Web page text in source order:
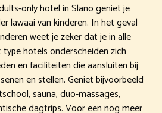
only hotel in Slano geniet je
lawaai van kinderen. In het geval
weet je zeker dat je in alle
hotels onderscheiden zich
en faciliteiten die aansluiten bij
en stellen. Geniet bijvoorbeeld
sauna, duo-massages,
dagtrips. Voor een nog meer